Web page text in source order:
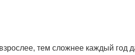
тем сложнее каждый год